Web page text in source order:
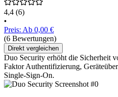
4,4 (6)
•
Preis: Ab 0,00 €
(6 Bewertungen)
Direkt vergleichen
Duo Security erhöht die Sicherheit
Faktor Authentifizierung,
Single-Sign-On.